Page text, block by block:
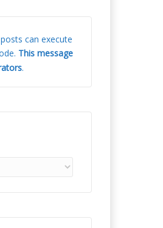
can execute
This message
.